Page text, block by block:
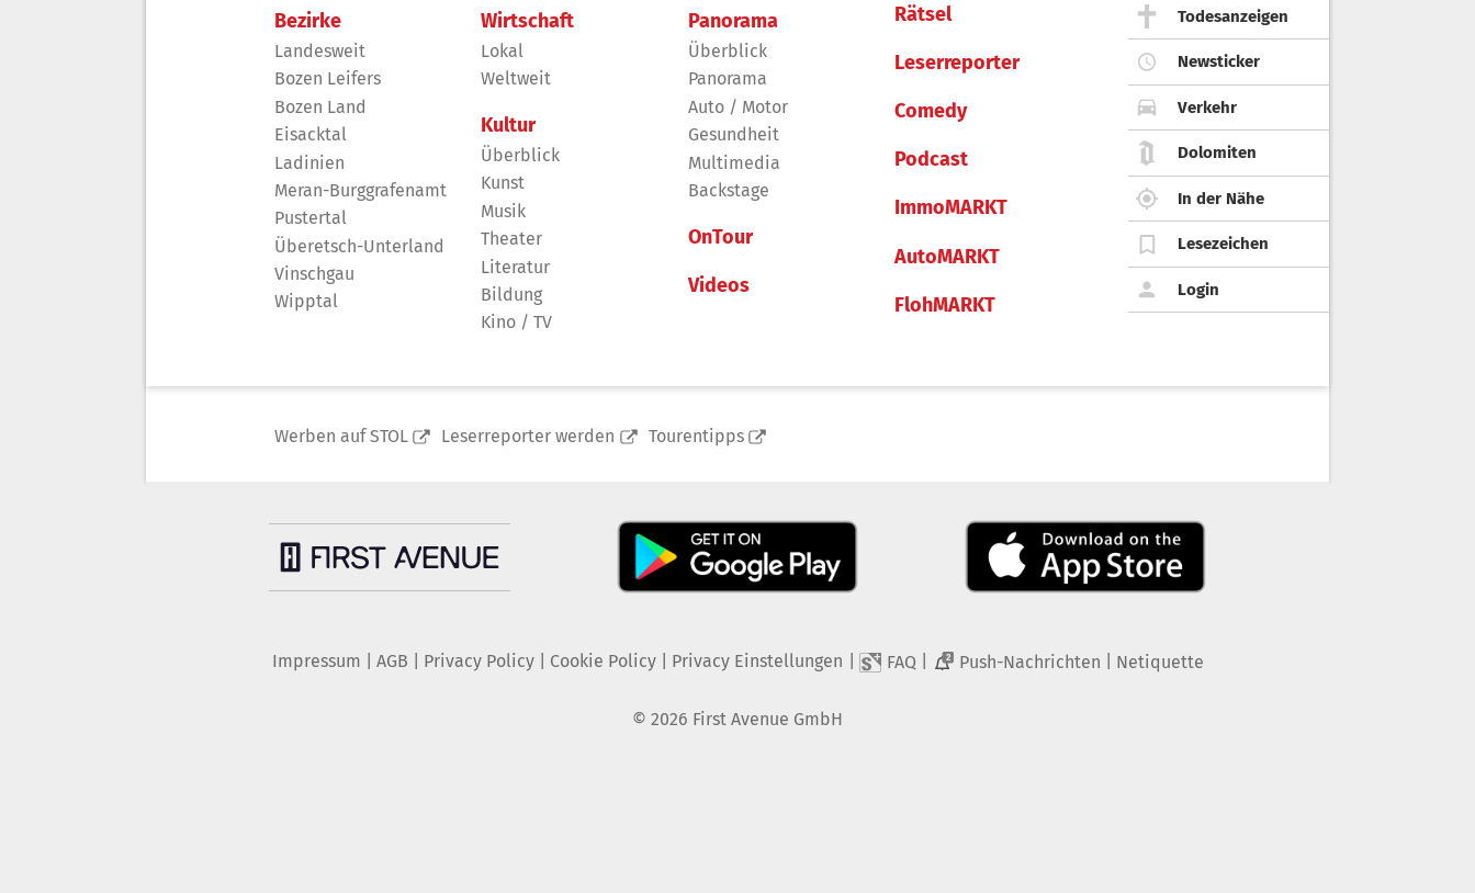
Bezirke
Landesweit
Bozen Leifers
Bozen Land
Eisacktal
Ladinien
Meran-Burggrafenamt
Pustertal
Überetsch-Unterland
Vinschgau
Wipptal
Wirtschaft
Lokal
Weltweit
Kultur
Überblick
Kunst
Musik
Theater
Literatur
Bildung
Kino / TV
Panorama
Überblick
Panorama
Auto / Motor
Gesundheit
Multimedia
Backstage
OnTour
Videos
Rätsel
Leserreporter
Comedy
Podcast
ImmoMARKT
AutoMARKT
FlohMARKT
Todesanzeigen
Newsticker
Verkehr
Dolomiten
In der Nähe
Lesezeichen
Login
Werben auf STOL Leserreporter werden Tourentipps
Impressum AGB Privacy Policy| Cookie Policy| Privacy Einstellungen FAQ 2 Push-Nachrichten Netiquette
© 2026 First Avenue GmbH